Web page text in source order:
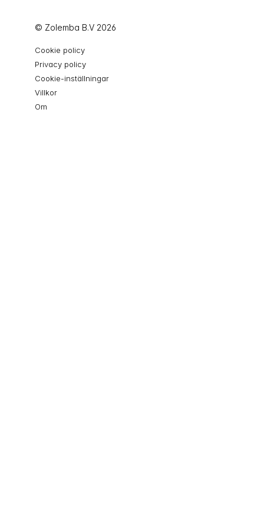
© Zolemba B.V 2026
Cookie policy
Privacy policy
Cookie-inställningar
Villkor
Om